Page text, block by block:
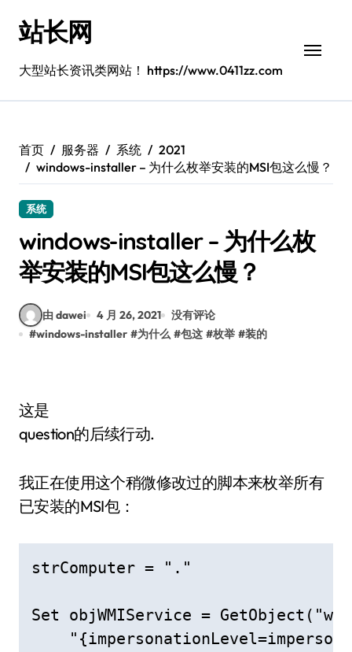
站长网
大型站长资讯类网站！ https://www.0411zz.com
首页 服务器 系统
2021
windows-installer – 为什么枚举安装的MSI包这么慢？
系统
windows-installer – 为什么枚
举安装的MSI包这么慢？
由 dawei 4 月 26, 2021
没有评论
#windows-installer #为什么 #包这 #枚举 #装的
这是
question的后续行动.
我正在使用这个稍微修改过的脚本来枚举所有
已安装的MSI包：
strComputer = "."
Set objWMIService =